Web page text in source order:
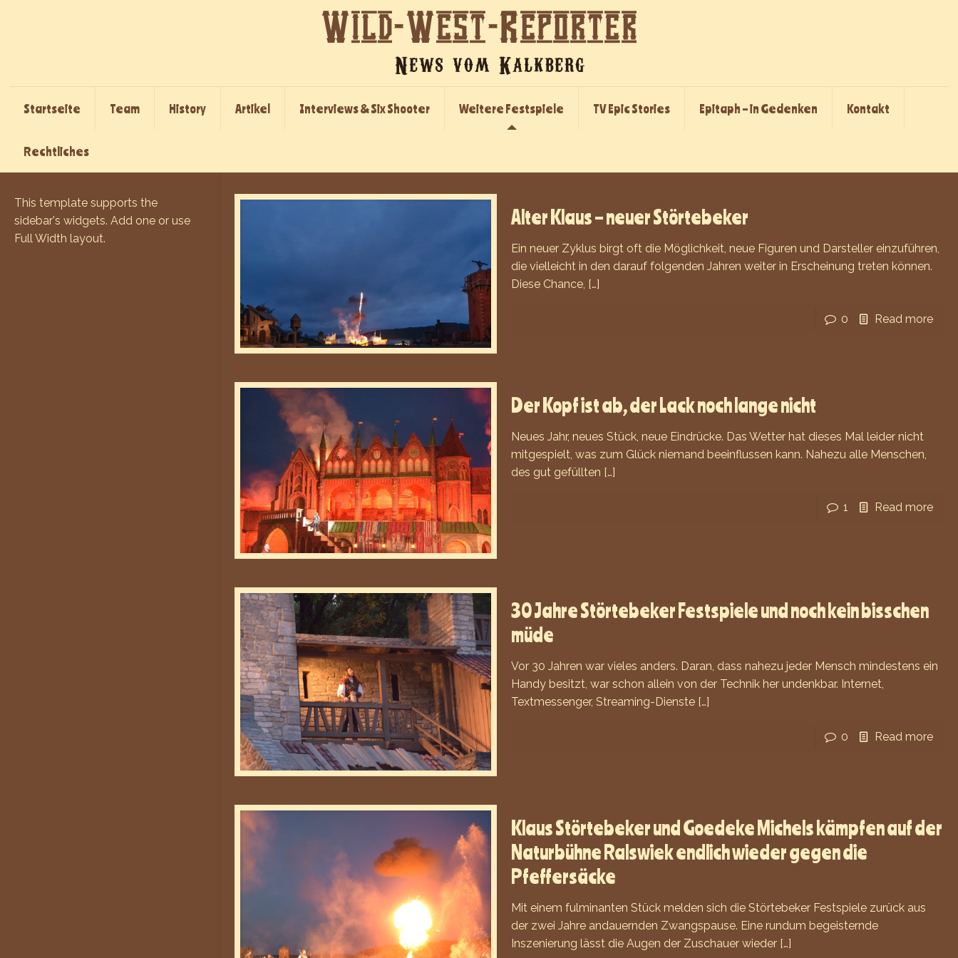
Startseite Team History Artikel Interviews & Six Shooter Weitere Festspiele TV Epic Stories Epitaph – in Gedenken Kontakt
Rechtliches
Alter Klaus – neuer Störtebeker
Ein neuer Zyklus birgt oft die Möglichkeit, neue Figuren und Darsteller einzuführen,
die vielleicht in den darauf folgenden Jahren weiter in Erscheinung treten können.
Diese Chance, […]
0 Read more
Der Kopf ist ab, der Lack noch lange nicht
Neues Jahr, neues Stück, neue Eindrücke. Das Wetter hat dieses Mal leider nicht
mitgespielt, was zum Glück niemand beeinflussen kann. Nahezu alle Menschen,
des gut gefüllten […]
1 Read more
30 Jahre Störtebeker Festspiele und noch kein bisschen
müde
Vor 30 Jahren war vieles anders. Daran, dass nahezu jeder Mensch mindestens ein
Handy besitzt, war schon allein von der Technik her undenkbar. Internet,
Textmessenger, Streaming-Dienste […]
0 Read more
Klaus Störtebeker und Goedeke Michels kämpfen auf der
Naturbühne Ralswiek endlich wieder gegen die
Pfeffersäcke
Mit einem fulminanten Stück melden sich die Störtebeker Festspiele zurück aus
der zwei Jahre andauernden Zwangspause. Eine rundum begeisternde
Inszenierung lässt die Augen der Zuschauer wieder […]
This template supports the
sidebar's widgets. Add one or use
Full Width layout.